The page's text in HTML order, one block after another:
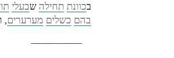
בכוונת תחילה שבעלי
בהם כשלים מערערים, ו